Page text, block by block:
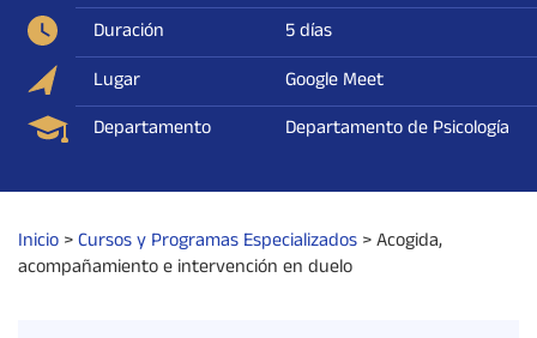
Duración
5 días
Lugar
Google Meet
Departamento
Departamento de Psicología
Inicio>Cursos y Programas Especializados>Acogida,
acompañamiento e intervención en duelo